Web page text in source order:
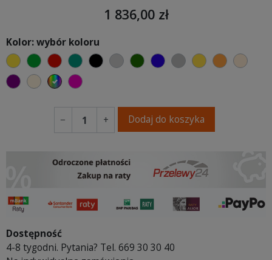
1 836,00 zł
Kolor: wybór koloru
żółtyzielonyczerwonyturkusowy
czarnyjasnoszarybutelkowa zieleń
ciemno niebieski
szarymusztardowy
fioletowa purpura
ecru beżowy
wybór koloru
fuksja
− + Dodaj do koszyka
Dostępność
4-8 tygodni. Pytania? Tel. 669 30 30 40